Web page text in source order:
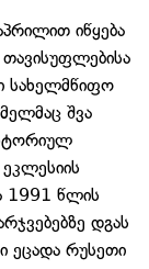
იწყება
სახელმწიფო
შვა
1991 წლის
დგას
ეცადა რუსეთი